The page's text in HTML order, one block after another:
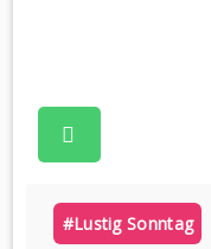
#lustig Sonntag